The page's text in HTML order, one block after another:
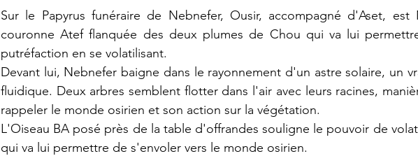
Sur le Papyrus funéraire de Nebnefer, Ousir, accompagné d'Aset,
couronne Atef flanquée des deux plumes de Chou qui va lui
putréfaction en se volatilisant.
Devant lui, Nebnefer baigne dans le rayonnement d'un astre solaire, un
fluidique. Deux arbres semblent flotter dans l'air avec leurs racines,
rappeler le monde osirien et son action sur la végétation.
L'Oiseau BA posé près de la table d'offrandes souligne le pouvoir de
qui va lui permettre de s'envoler vers le monde osirien.